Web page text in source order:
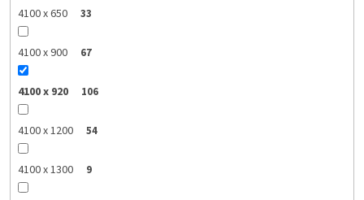
4100 x 650 33
4100 x 900 67
4100 x 920 106
4100 x 1200 54
4100 x 1300 9